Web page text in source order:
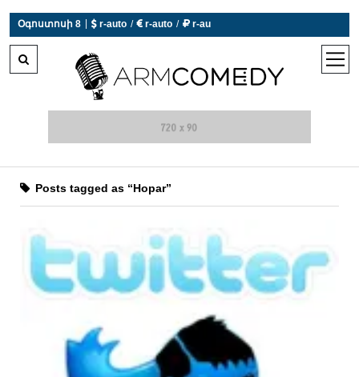
Օգոստոսի 8  r-auto /  r-auto /  r-au
open
Posts tagged as “Hopar”